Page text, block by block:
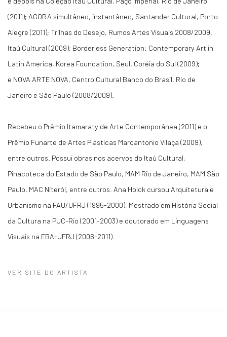
(2011); AGORA simultâneo, instantâneo, Santander Cultural, Porto
Alegre (2011); Trilhas do Desejo, Rumos Artes Visuais 2008/2009,
Itaú Cultural (2009); Borderless Generation: Contemporary Art in
Latin America, Korea Foundation, Seul, Coréia do Sul (2009);
e NOVA ARTE NOVA, Centro Cultural Banco do Brasil, Rio de
Janeiro e São Paulo (2008/2009).
Recebeu o Prêmio Itamaraty de Arte Contemporânea (2011) e o
Prêmio Funarte de Artes Plásticas Marcantonio Vilaça (2009),
entre outros. Possui obras nos acervos do Itaú Cultural,
Pinacoteca do Estado de São Paulo, MAM Rio de Janeiro, MAM São
Paulo, MAC Niterói, entre outros. Ana Holck cursou Arquitetura e
Urbanismo na FAU/UFRJ (1995-2000), Mestrado em História Social
da Cultura na PUC-Rio (2001-2003) e doutorado em Linguagens
Visuais na EBA-UFRJ (2006-2011).
VER SITE DO ARTISTA